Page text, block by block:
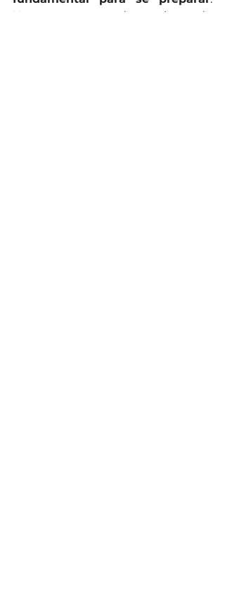
Use-o para entender o ritmo do